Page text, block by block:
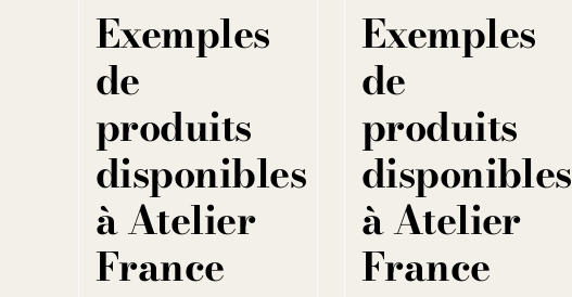
Exemples
de
produits
disponibles
à Atelier
France
Exemples
de
produits
disponibles
à Atelier
France